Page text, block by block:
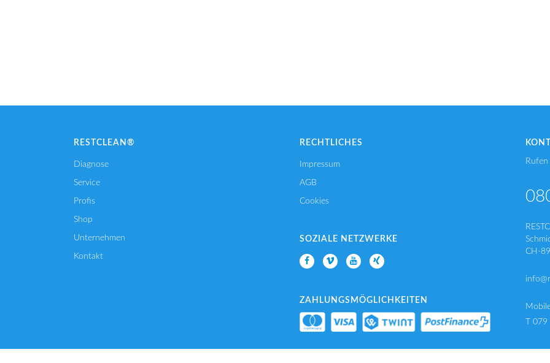
RESTCLEAN®
Diagnose
Service
Profis
Shop
Unternehmen
Kontakt
RECHTLICHES
Impressum
AGB
Cookies
SOZIALE NETZWERKE
ZAHLUNGSMÖGLICHKEITEN
CH-
T